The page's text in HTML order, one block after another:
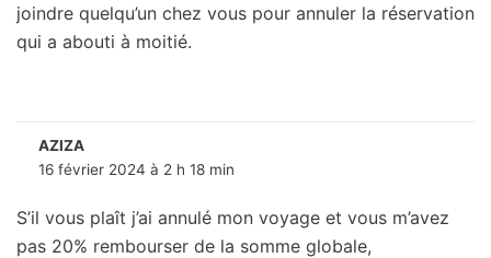
joindre quelqu’un chez vous pour annuler la réservation
qui a abouti à moitié.
AZIZA
16 février 2024 à 2 h 18 min
S’il vous plaît j’ai annulé mon voyage et vous m’avez
pas 20% rembourser de la somme globale,